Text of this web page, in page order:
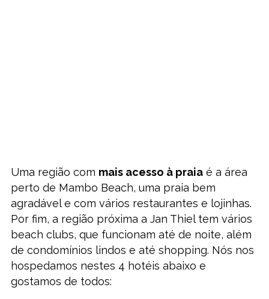
Uma região com mais acesso à praiaé a área
perto de Mambo Beach, uma praia bem
agradável e com vários restaurantes e lojinhas.
Por fim, a região próxima a Jan Thiel tem vários
beach clubs, que funcionam até de noite, além
de condomínios lindos e até shopping. Nós nos
hospedamos nestes 4 hotéis abaixo e
gostamos de todos: